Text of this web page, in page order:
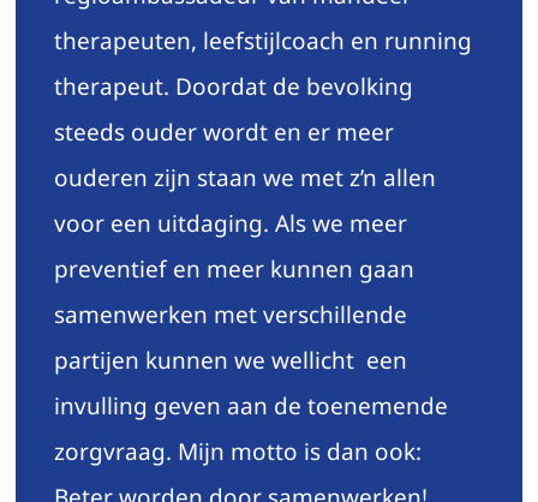
therapeuten, leefstijlcoach en running
therapeut. Doordat de bevolking
steeds ouder wordt en er meer
ouderen zijn staan we met z’n allen
voor een uitdaging. Als we meer
preventief en meer kunnen gaan
samenwerken met verschillende
partijen kunnen we wellicht een
invulling geven aan de toenemende
zorgvraag. Mijn motto is dan ook: